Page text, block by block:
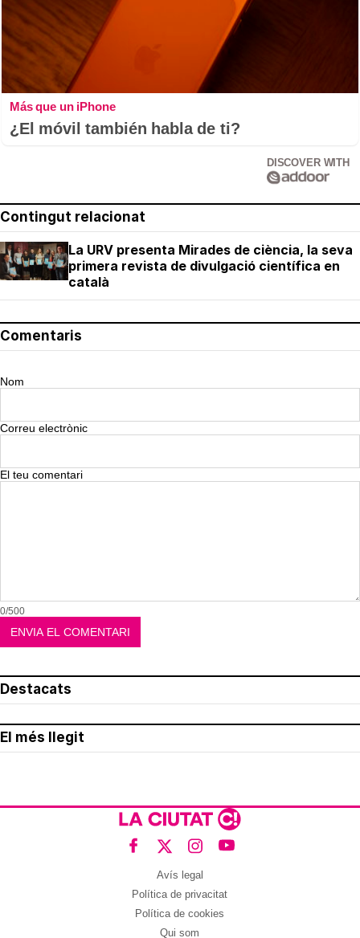
Más que un iPhone
¿El móvil también habla de ti?
DISCOVER WITH
Contingut relacionat
La URV presenta Mirades de ciència, la seva
primera revista de divulgació científica en
català
Comentaris
Nom
Correu electrònic
El teu comentari
0/500
Destacats
El més llegit
Avís legal
Política de privacitat
Política de cookies
Qui som